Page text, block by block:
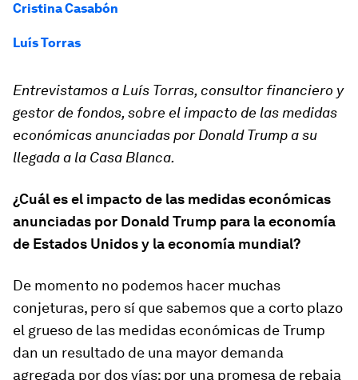
Cristina Casabón
Luís Torras
Entrevistamos a Luís Torras, consultor financiero y
gestor de fondos, sobre el impacto de las medidas
económicas anunciadas por Donald Trump a su
llegada a la Casa Blanca.
¿Cuál es el impacto de las medidas económicas
anunciadas por Donald Trump para la economía
de Estados Unidos y la economía mundial?
De momento no podemos hacer muchas
conjeturas, pero sí que sabemos que a corto plazo
el grueso de las medidas económicas de Trump
dan un resultado de una mayor demanda
agregada por dos vías: por una promesa de rebaja